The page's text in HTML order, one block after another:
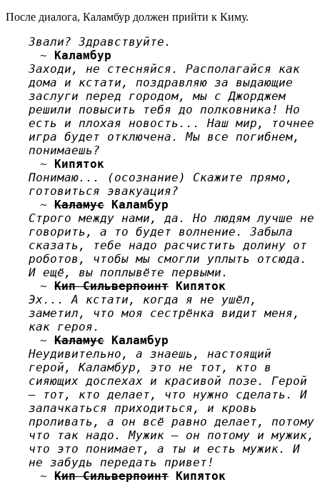
После диалога, Каламбур должен прийти к Киму.
Звали? Здравствуйте.
~ Каламбур
Заходи, не стесняйся. Располагайся как
дома и кстати, поздравляю за выдающие
заслуги перед городом, мы с Джорджем
решили повысить тебя до полковника! Но
есть и плохая новость... Наш мир, точнее
игра будет отключена. Мы все погибнем,
понимаешь?
~ Кипяток
Понимаю... (осознание) Скажите прямо,
готовиться эвакуация?
~ Каламус Каламбур
Строго между нами, да. Но людям лучше не
говорить, а то будет волнение. Забыла
сказать, тебе надо расчистить долину от
роботов, чтобы мы смогли уплыть отсюда.
И ещё, вы поплывёте первыми.
~ Кип Сильверпоинт Кипяток
Эх... А кстати, когда я не ушёл,
заметил, что моя сестрёнка видит меня,
как героя.
~ Каламус Каламбур
Неудивительно, а знаешь, настоящий
герой, Каламбур, это не тот, кто в
сияющих доспехах и красивой позе. Герой
— тот, кто делает, что нужно сделать. И
запачкаться приходиться, и кровь
проливать, а он всё равно делает, потому
что так надо. Мужик — он потому и мужик,
что это понимает, а ты и есть мужик. И
не забудь передать привет!
~ Кип Сильверпоинт Кипяток